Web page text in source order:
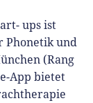
ups ist
Phonetik und
(Rang
App bietet